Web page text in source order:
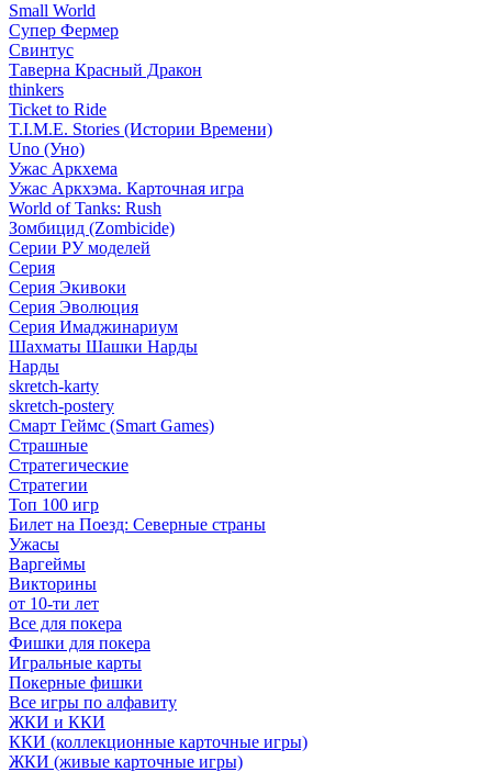
Small World
Супер Фермер
Свинтус
Таверна Красный Дракон
thinkers
Ticket to Ride
T.I.M.E. Stories (Истории Времени)
Uno (Уно)
Ужас Аркхема
Ужас Аркхэма. Карточная игра
World of Tanks: Rush
Зомбицид (Zombicide)
Серии РУ моделей
Серия
Серия Экивоки
Серия Эволюция
Серия Имаджинариум
Шахматы Шашки Нарды
Нарды
skretch-karty
skretch-postery
Смарт Геймс (Smart Games)
Страшные
Стратегические
Стратегии
Топ 100 игр
Билет на Поезд: Северные страны
Ужасы
Варгеймы
Викторины
от 10-ти лет
Все для покера
Фишки для покера
Игральные карты
Покерные фишки
Все игры по алфавиту
ЖКИ и ККИ
ККИ (коллекционные карточные игры)
ЖКИ (живые карточные игры)